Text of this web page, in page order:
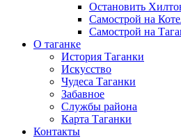
Остановить
Самострой на
Самострой на
О таганке
История Таганки
Искусство
Чудеса Таганки
Забавное
Службы района
Карта Таганки
Контакты